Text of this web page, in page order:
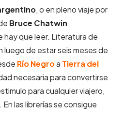
, o en pleno viaje por
Bruce Chatwin
hay que leer. Literatura de
luego de estar seis meses de
Río Negroa Tierra del
necesaria para convertirse
para cualquier viajero,
las librerías se consigue